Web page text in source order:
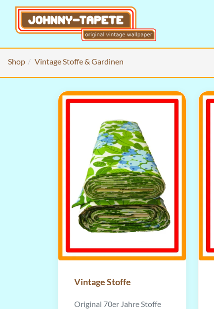
Shop Vintage Stoffe & Gardinen
Vintage Stoffe
Original 70er Jahre Stoffe